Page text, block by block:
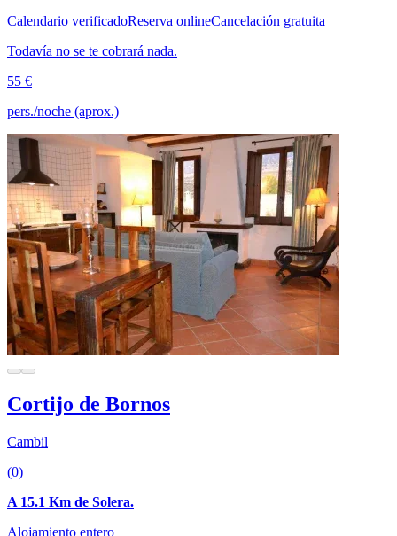
Calendario verificadoReserva onlineCancelación gratuita
Todavía no se te cobrará nada.
55 €
pers./noche (aprox.)
Cortijo de Bornos
Cambil
(0)
A 15.1 Km de Solera.
Alojamiento entero